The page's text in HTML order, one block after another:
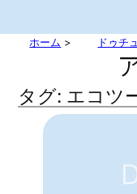
ホーム > ドゥチ
タグ: エコツ